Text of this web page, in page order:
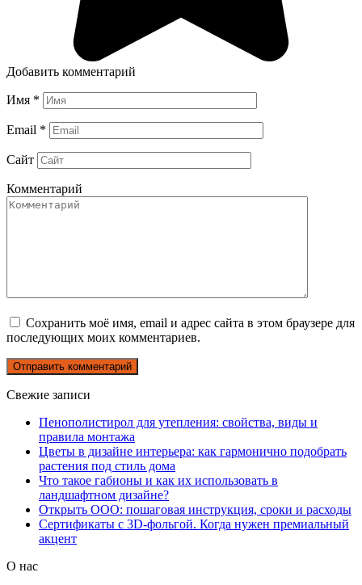
Добавить комментарий
Имя *
Email *
Сайт
Комментарий
Сохранить моё имя, email и адрес сайта в этом браузере для
последующих моих комментариев.
Свежие записи
Пенополистирол для утепления: свойства, виды и
правила монтажа
Цветы в дизайне интерьера: как гармонично подобрать
растения под стиль дома
Что такое габионы и как их использовать в
ландшафтном дизайне?
Открыть ООО: пошаговая инструкция, сроки и расходы
Сертификаты с 3D-фольгой. Когда нужен премиальный
акцент
О нас